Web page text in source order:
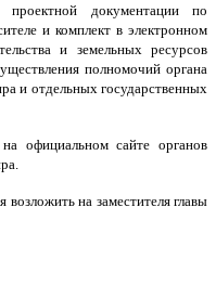
проектной документации по
и комплект в электронном
и земельных ресурсов
полномочий органа
и отдельных государственных
официальном сайте органов
на заместителя главы